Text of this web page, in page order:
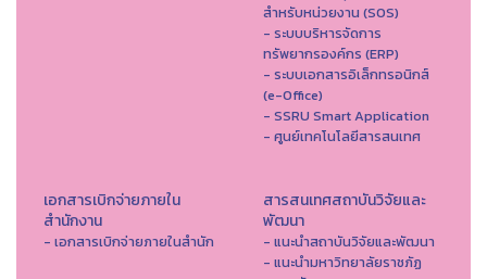
สำหรับหน่วยงาน (SOS)
- ระบบบริหารจัดการ
ทรัพยากรองค์กร (ERP)
- ระบบเอกสารอิเล็กทรอนิกส์
(e-Office)
- SSRU Smart Application
- ศูนย์เทคโนโลยีสารสนเทศ
เอกสารเบิกจ่ายภายใน
สำนักงาน
- เอกสารเบิกจ่ายภายในสำนัก
สารสนเทศสถาบันวิจัยและ
พัฒนา
- แนะนำสถาบันวิจัยและพัฒนา
- แนะนำมหาวิทยาลัยราชภัฏ